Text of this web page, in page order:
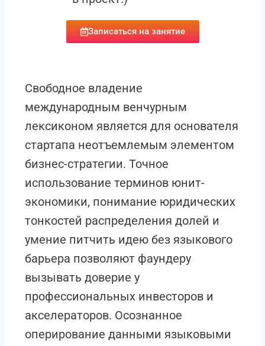
Записаться на занятие
Свободное владение
международным венчурным
лексиконом является для основателя
стартапа неотъемлемым элементом
бизнес-стратегии. Точное
использование терминов юнит-
экономики, понимание юридических
тонкостей распределения долей и
умение питчить идею без языкового
барьера позволяют фаундеру
вызывать доверие у
профессиональных инвесторов и
акселераторов. Осознанное
оперирование данными языковыми